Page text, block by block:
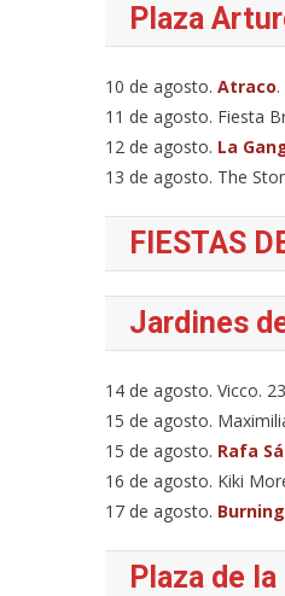
Plaza
10 de agosto. Atraco
11 de agosto. Fiesta
12 de agosto. La
13 de agosto. The
FIESTAS
Jardines
14 de agosto. Vicco.
15 de agosto.
15 de agosto. Rafa
16 de agosto. Kiki
17 de agosto. Burning
Plaza de la